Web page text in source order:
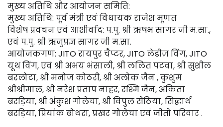
मुख्य अतिथि और आयोजन समिति:
मुख्य अतिथि: पूर्व मंत्री एवं विधायक राजेश मूणत
विशेष प्रवचन एवं आशीर्वाद: प.पु. श्री ऋषभ सागर जी म.सा.,
एवं प.पु. श्री ऋजुप्रज्ञ सागर जी म.सा.
आयोजकगण: JITO रायपुर चैप्टर, JITO लेडीज़ विंग, JITO
यूथ विंग, एवं श्री अभय भंसाली, श्री ललित पटवा, श्री सुशील
बरलोटा, श्री मनोज कोठरी, श्री अलोक जैन , कुशुम
श्रीश्रीमाल, श्री नरेश प्रताप नाहर, रश्मि जैन, अंकिता
बरड़िया, श्री अंकुश गोलेचा, श्री विपुल सेठिया, सिद्धार्थ
बरड़िया, प्रियांक बोथरा, प्रखर गोलेचा एवं जीतो परिवार .